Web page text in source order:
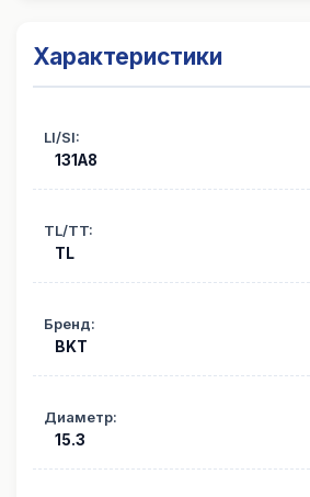
Характеристики
LI/SI:
131A8
TL/TT:
TL
Бренд:
BKT
Диаметр:
15.3